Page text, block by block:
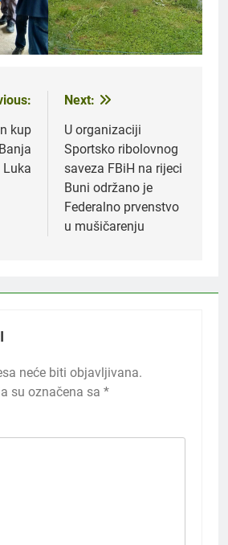
kup
Luka
Next:
U organizaciji
Sportsko ribolovnog
saveza FBiH na rijeci
Buni održano je
Federalno prvenstvo
u mušičarenju
neće biti objavljivana.
su označena sa *